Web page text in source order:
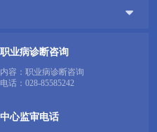

职业病诊断咨询
内容：职业病诊断咨询
电话： 028-85585242
中心监审电话